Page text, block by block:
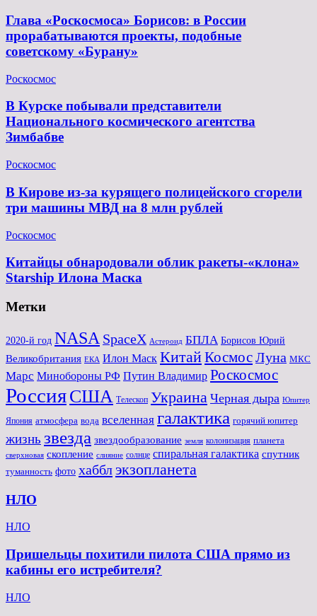
Глава «Роскосмоса» Борисов: в России
прорабатываются проекты, подобные
советскому «Бурану»
Роскосмос
В Курске побывали представители
Национального космического агентства
Зимбабве
Роскосмос
В Кирове из-за курящего полицейского сгорели
три машины МВД на 8 млн рублей
Роскосмос
Китайцы обнародовали облик ракеты-«клона»
Starship Илона Маска
Метки
2020-й год NASA SpaceX Астероид БПЛА Борисов Юрий
Великобритания ЕКА Илон Маск КитайКосмосЛуна МКС
Марс Минoбороны РФ Путин Владимир Роскосмос
РоссияСША Телескоп Украина Черная дыра Юпитер
Япония атмосфера вода вселенная галактика горячий юпитер
жизнь звезда звездообразование земля колонизация планета
сверхновая скопление слияние солнце спиральная галактика спутник
туманность фото хаббл экзопланета
НЛО
НЛО
Пришельцы похитили пилота США прямо из
кабины его истребителя?
НЛО